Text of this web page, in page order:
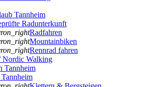
Tannheim
Radunterkunft
Radfahren
Mountainbiken
Rennrad fahren
Nordic Walking
Tannheim